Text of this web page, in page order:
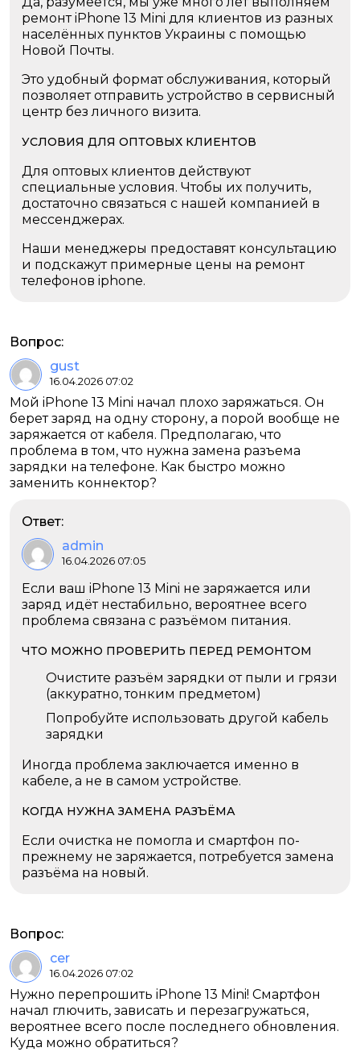
ремонт iPhone 13 Mini для клиентов из разных
населённых пунктов Украины с помощью
Новой Почты.
Это удобный формат обслуживания, который
позволяет отправить устройство в сервисный
центр без личного визита.
УСЛОВИЯ ДЛЯ ОПТОВЫХ КЛИЕНТОВ
Для оптовых клиентов действуют
специальные условия. Чтобы их получить,
достаточно связаться с нашей компанией в
мессенджерах.
Наши менеджеры предоставят консультацию
и подскажут примерные цены на ремонт
телефонов iphone.
Вопрос:
gust
16.04.2026 07:02
Мой iPhone 13 Mini начал плохо заряжаться. Он
берет заряд на одну сторону, а порой вообще не
заряжается от кабеля. Предполагаю, что
проблема в том, что нужна замена разъема
зарядки на телефоне. Как быстро можно
заменить коннектор?
Ответ:
admin
16.04.2026 07:05
Если ваш iPhone 13 Mini не заряжается или
заряд идёт нестабильно, вероятнее всего
проблема связана с разъёмом питания.
ЧТО МОЖНО ПРОВЕРИТЬ ПЕРЕД РЕМОНТОМ
Очистите разъём зарядки от пыли и грязи
(аккуратно, тонким предметом)
Попробуйте использовать другой кабель
зарядки
Иногда проблема заключается именно в
кабеле, а не в самом устройстве.
КОГДА НУЖНА ЗАМЕНА РАЗЪЁМА
Если очистка не помогла и смартфон по-
прежнему не заряжается, потребуется замена
разъёма на новый.
Вопрос:
cer
16.04.2026 07:02
Нужно перепрошить iPhone 13 Mini! Смартфон
начал глючить, зависать и перезагружаться,
вероятнее всего после последнего обновления.
Куда можно обратиться?